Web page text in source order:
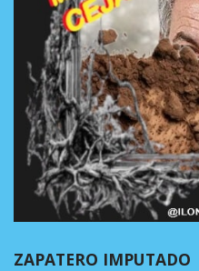
ZAPATERO IMPUTADO